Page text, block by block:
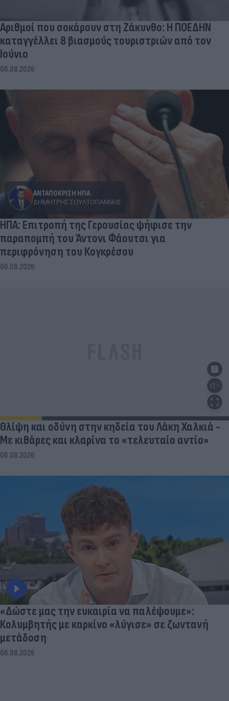
Αριθμοί που σοκάρουν στη Ζάκυνθο: Η ΠΟΕΔΗΝ
καταγγέλλει 8 βιασμούς τουριστριών από τον
Ιούνιο
06.08.2026
ΑΝΤΑΠΟΚΡΙΣΗ ΗΠΑ
ΔΗΜΉΤΡΗΣ ΣΟΥΛΤΟΓΙΆΝΝΗΣ
ΗΠΑ: Επιτροπή της Γερουσίας ψήφισε την
παραπομπή του Άντονι Φάουτσι για
περιφρόνηση του Κογκρέσου
06.08.2026
Θλίψη και οδύνη στην κηδεία του Λάκη Χαλκιά -
Με κιθάρες και κλαρίνα το «τελευταίο αντίο»
06.08.2026
«Δώστε μας την ευκαιρία να παλέψουμε»:
Κολυμβητής με καρκίνο «λύγισε» σε ζωντανή
μετάδοση
06.08.2026